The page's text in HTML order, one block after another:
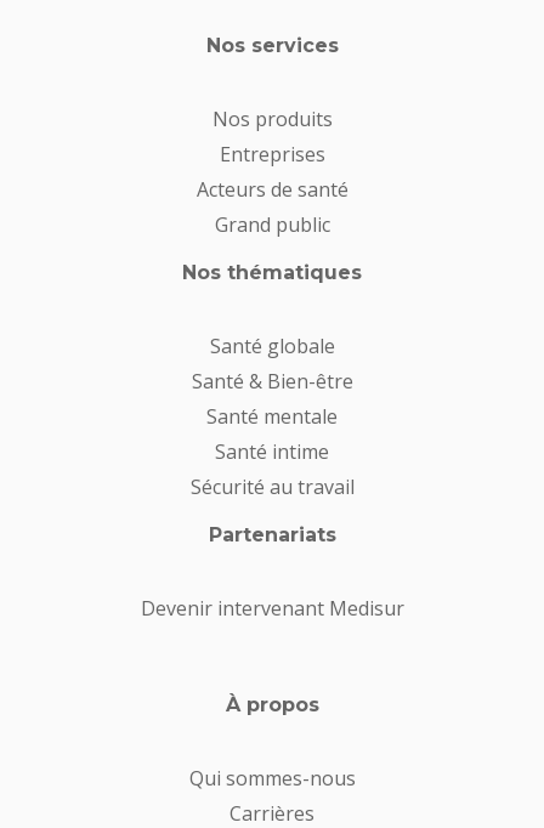
Nos services
Nos produits
Entreprises
Acteurs de santé
Grand public
Nos thématiques
Santé globale
Santé & Bien-être
Santé mentale
Santé intime
Sécurité au travail
Partenariats
Devenir intervenant Medisur
À propos
Qui sommes-nous
Carrières